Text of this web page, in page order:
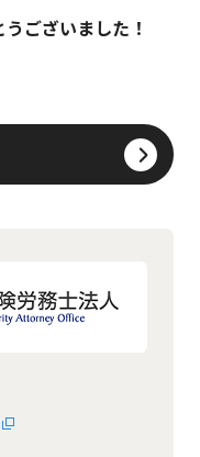
ございました！